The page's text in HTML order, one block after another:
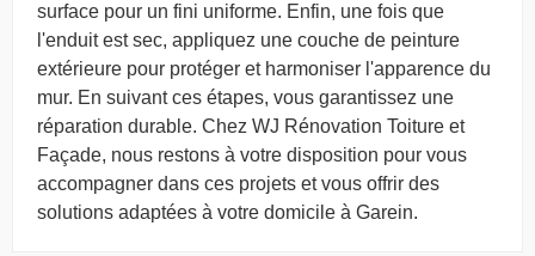
surface pour un fini uniforme. Enfin, une fois que
l'enduit est sec, appliquez une couche de peinture
extérieure pour protéger et harmoniser l'apparence du
mur. En suivant ces étapes, vous garantissez une
réparation durable. Chez WJ Rénovation Toiture et
Façade, nous restons à votre disposition pour vous
accompagner dans ces projets et vous offrir des
solutions adaptées à votre domicile à Garein.